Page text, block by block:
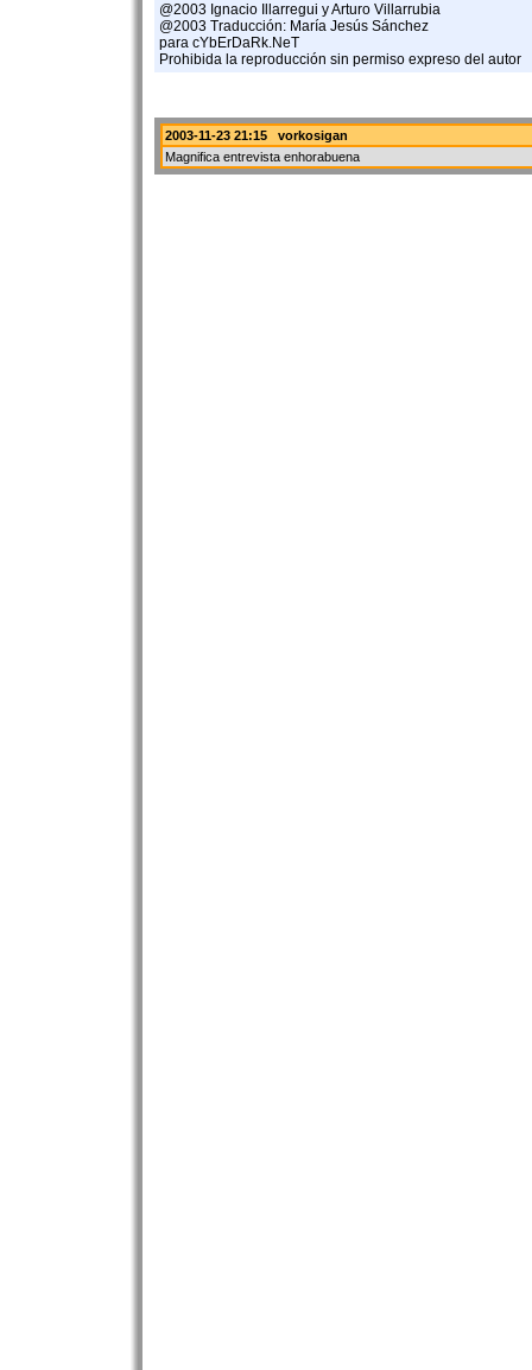
@2003 Ignacio Illarregui y Arturo Villarrubia
@2003 Traducción: María Jesús Sánchez
para cYbErDaRk.NeT
Prohibida la reproducción sin permiso expreso del autor
2003-11-23 21:15 vorkosigan
Magnifica entrevista enhorabuena